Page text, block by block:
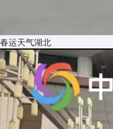
春运天气湖北